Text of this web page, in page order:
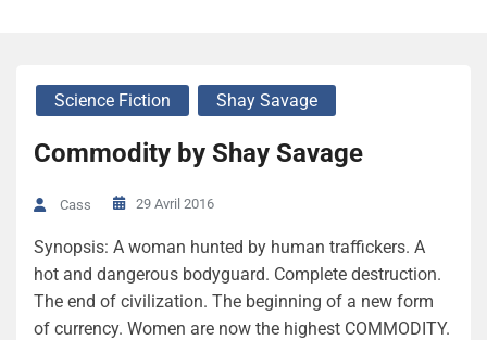
Science Fiction Shay Savage
Commodity by Shay Savage
Cass 29 Avril 2016
Synopsis: A woman hunted by human traffickers. A
hot and dangerous bodyguard. Complete destruction.
The end of civilization. The beginning of a new form
of currency. Women are now the highest COMMODITY.